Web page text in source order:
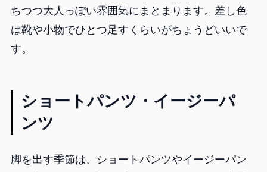
ちつつ大人っぽい雰囲気にまとまります。差し色
は靴や小物でひとつ足すくらいがちょうどいいで
す。
ショートパンツ・イージーパ
ンツ
脚を出す季節は、ショートパンツやイージーパン